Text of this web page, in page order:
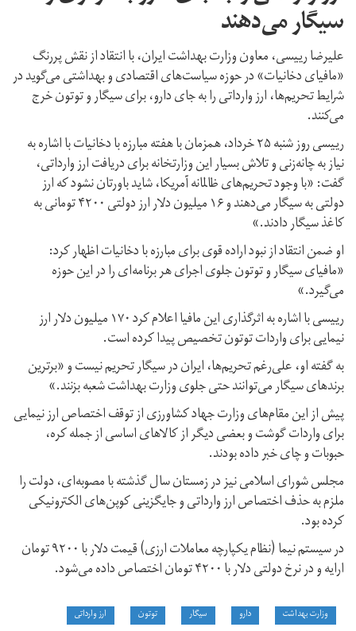
سیگار می‌دهند
علیرضا رییسی،‌ معاون وزارت بهداشت ایران،‌ با انتقاد از نقش پررنگ
«مافیای دخانیات» در حوزه سیاست‌های اقتصادی و بهداشتی می‌گوید در
شرایط تحریم‌ها، ارز وارداتی را به جای دارو، برای سیگار و توتون خرج
می‌کنند.
رییسی روز شنبه ۲۵ خرداد، همزمان با هفته مبارزه با دخانیات با اشاره به
نیاز به چانه‌زنی و تلاش بسیار این وزارتخانه برای دریافت ارز وارداتی،
گفت: «با وجود تحریم‌های ظالمانه آمریکا، شاید باورتان نشود که ارز
دولتی به سیگار می‌دهند و ١۶ میلیون دلار ارز دولتی ۴٢٠٠ تومانی به
کاغذ سیگار دادند.»
او ضمن انتقاد از نبود اراده قوی برای مبارزه با دخانیات اظهار کرد:
«مافیای سیگار و توتون جلوی اجرای هر برنامه‌ای را در این حوزه
می‌گیرد.»
رییسی با اشاره به اثرگذاری این مافیا اعلام کرد ١٧٠ میلیون دلار ارز
نیمایی برای واردات توتون تخصیص پیدا کرده است.
به گفته او،‌ علی‌رغم تحریم‌ها، ایران در سیگار تحریم نیست و «برترین
برندهای سیگار می‌توانند حتی جلوی وزارت بهداشت شعبه بزنند.»
پیش از این مقام‌های وزارت جهاد کشاورزی از توقف اختصاص ارز نیمایی
برای واردات گوشت و بعضی دیگر از کالاهای اساسی از جمله کره،‌
حبوبات و چای خبر داده بودند.
مجلس شورای اسلامی نیز در زمستان سال گذشته با مصوبه‌ای، دولت را
ملزم به حذف اختصاص ارز وارداتی و جایگزینی کوپن‌های الکترونیکی
کرده بود.
در سیستم نیما (نظام یکپارچه معاملات ارزی) قیمت دلار با ۹۲۰۰ تومان
ارایه و در نرخ دولتی دلار با ۴۲۰۰ تومان اختصاص داده می‌شود.
وزارت بهداشت دارو سیگار توتون ارز وارداتی